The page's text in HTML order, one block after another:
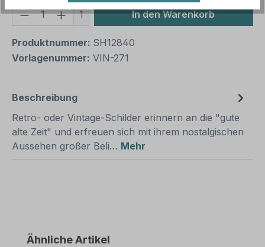
Produkt Anzahl: Gib den gewünschten
1 In den Warenkorb
Produktnummer: SH12840
Vorlagenummer: VIN-271
Beschreibung
Retro- oder Vintage-Schilder erinnern an die "gute
alte Zeit" und erfreuen sich mit ihrem nostalgischen
Aussehen großer Beli… Mehr
Produktgalerie überspringen
Ähnliche Artikel